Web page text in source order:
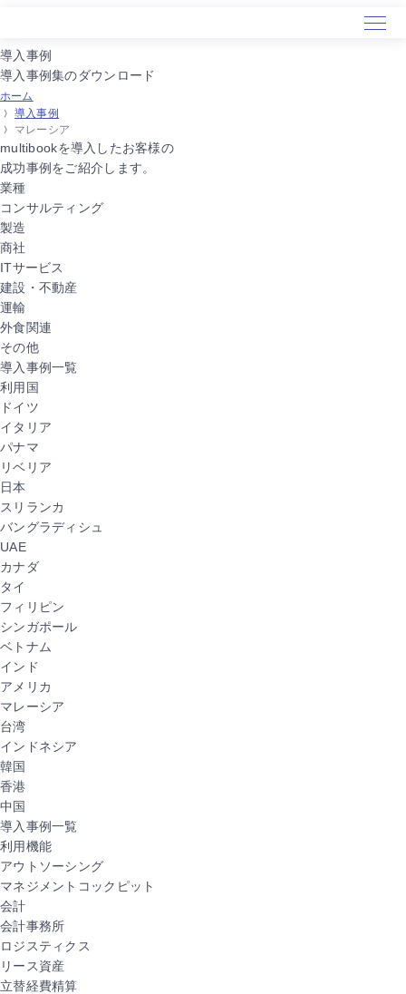
ホーム
サービス
導入事例
セミナー
会社概要
導入事例
導入事例集のダウンロード
ホーム
導入事例
マレーシア
multibookを導入したお客様の
成功事例をご紹介します。
業種
コンサルティング
製造
商社
ITサービス
建設・不動産
運輸
外食関連
その他
導入事例一覧
利用国
ドイツ
イタリア
パナマ
リベリア
日本
スリランカ
バングラディシュ
UAE
カナダ
タイ
フィリピン
シンガポール
ベトナム
インド
アメリカ
マレーシア
台湾
インドネシア
韓国
香港
中国
導入事例一覧
利用機能
アウトソーシング
マネジメントコックピット
会計
会計事務所
ロジスティクス
リース資産
立替経費精算